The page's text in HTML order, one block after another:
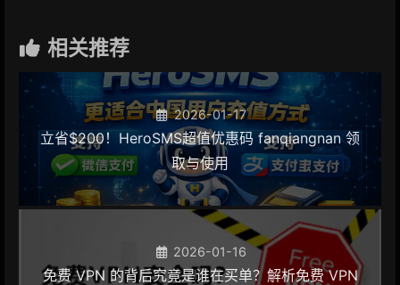
相关推荐
2026-01-17
立省$200！HeroSMS超值优惠码 fanqiangnan 领
取与使用
2026-01-16
免费 VPN 的背后究竟是谁在买单？解析免费 VPN